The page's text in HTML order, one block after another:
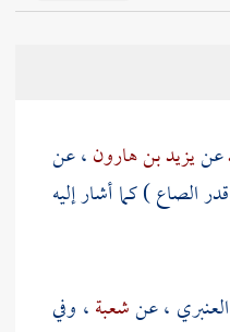
عنيزيد بن هارون، عن
الصاع ) كما أشار إليه
، عنشعبة، وفي